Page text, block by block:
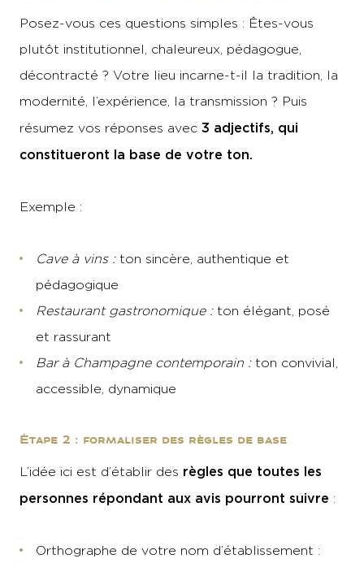
Posez-vous ces questions simples : Êtes-vous
plutôt institutionnel, chaleureux, pédagogue,
décontracté ? Votre lieu incarne-t-il la tradition, la
modernité, l’expérience, la transmission ? Puis
résumez vos réponses avec 3 adjectifs, qui
constitueront la base de votre ton.
Exemple :
Cave à vins :ton sincère, authentique et
pédagogique
Restaurant gastronomique :ton élégant, posé
et rassurant
Bar à Champagne contemporain :ton convivial,
accessible, dynamique
Étape 2 : formaliser des règles de base
L’idée ici est d’établir des règles que toutes les
personnes répondant aux avis pourront suivre :
Orthographe de votre nom d’établissement :